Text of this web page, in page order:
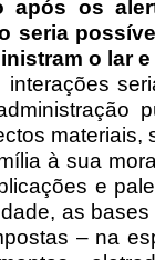
após os
seria
o lar
interações
materiais,
à sua
e
as
– na